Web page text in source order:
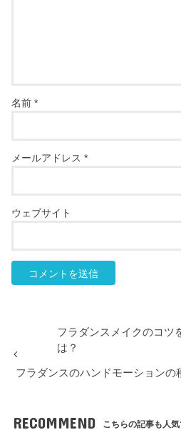
名前*
メールアドレス*
ウェブサイト
フラダンスメイクのコツ
は？
フラダンスのハンドモーションの
RECOMMEND こちらの記事も人気